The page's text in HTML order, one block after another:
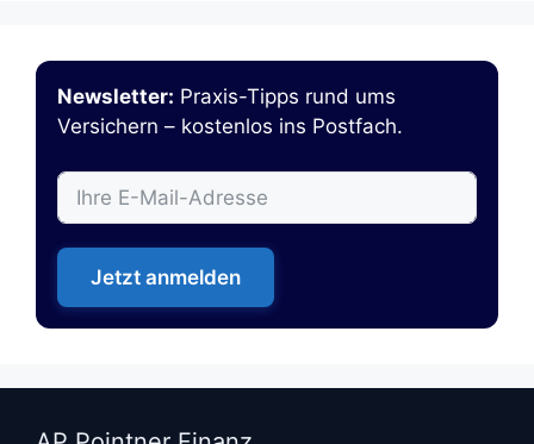
Newsletter: Praxis-Tipps rund ums
Versichern – kostenlos ins Postfach.
Jetzt anmelden